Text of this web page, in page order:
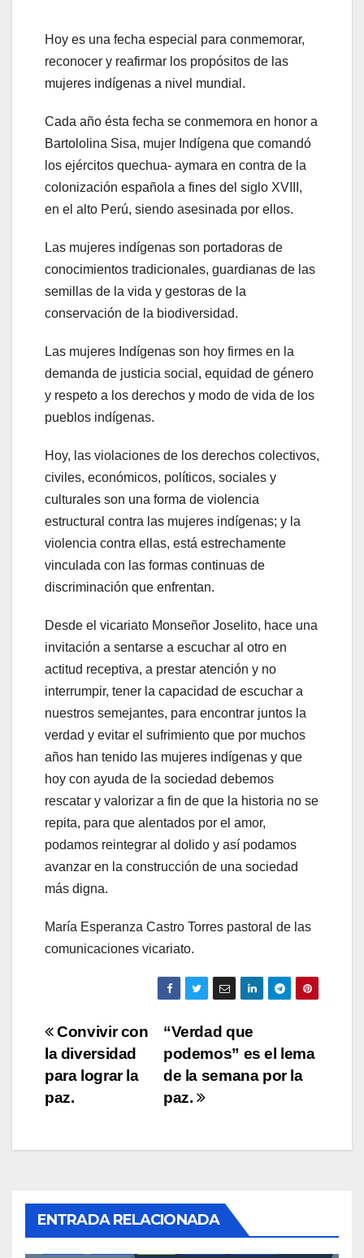
Hoy es una fecha especial para conmemorar,
reconocer y reafirmar los propósitos de las
mujeres indígenas a nivel mundial.
Cada año ésta fecha se conmemora en honor a
Bartololina Sisa, mujer Indígena que comandó
los ejércitos quechua- aymara en contra de la
colonización española a fines del siglo XVIII,
en el alto Perú, siendo asesinada por ellos.
Las mujeres indígenas son portadoras de
conocimientos tradicionales, guardianas de las
semillas de la vida y gestoras de la
conservación de la biodiversidad.
Las mujeres Indígenas son hoy firmes en la
demanda de justicia social, equidad de género
y respeto a los derechos y modo de vida de los
pueblos indígenas.
Hoy, las violaciones de los derechos colectivos,
civiles, económicos, políticos, sociales y
culturales son una forma de violencia
estructural contra las mujeres indígenas; y la
violencia contra ellas, está estrechamente
vinculada con las formas continuas de
discriminación que enfrentan.
Desde el vicariato Monseñor Joselito, hace una
invitación a sentarse a escuchar al otro en
actitud receptiva, a prestar atención y no
interrumpir, tener la capacidad de escuchar a
nuestros semejantes, para encontrar juntos la
verdad y evitar el sufrimiento que por muchos
años han tenido las mujeres indígenas y que
hoy con ayuda de la sociedad debemos
rescatar y valorizar a fin de que la historia no se
repita, para que alentados por el amor,
podamos reintegrar al dolido y así podamos
avanzar en la construcción de una sociedad
más digna.
María Esperanza Castro Torres pastoral de las
comunicaciones vicariato.
Navegación
de
entradas
“Verdad que
podemos” es el lema
de la semana por la
paz.
Convivir con
la diversidad
para lograr la
paz.
ENTRADA RELACIONADA
CUIDADORES INDÍGENAS DE LA CASA COMÚN